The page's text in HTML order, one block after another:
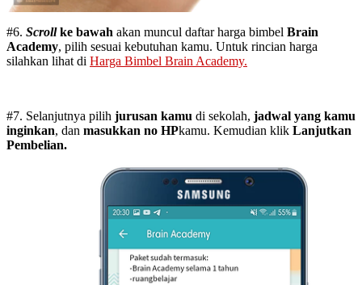
#6. Scrollke bawah akan muncul daftar harga bimbel Brain
Academy, pilih sesuai kebutuhan kamu. Untuk rincian harga
silahkan lihat di Harga Bimbel Brain Academy.
#7. Selanjutnya pilih jurusan kamu di sekolah, jadwal yang kamu
inginkan, dan masukkan no HPkamu. Kemudian klik Lanjutkan
Pembelian.